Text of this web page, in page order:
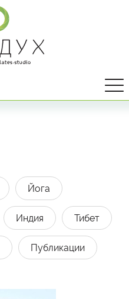
Йога
Индия Тибет
Публикации